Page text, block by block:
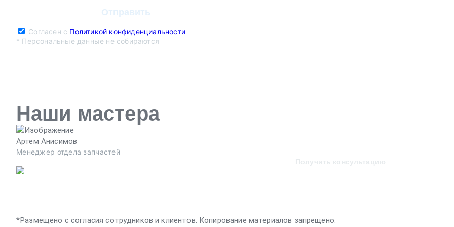
Согласен с Политикой конфиденциальности
* Персональные данные не собираются
Наши мастера
Артем Анисимов
Менеджер отдела запчастей
Получить консультацию
*Размещено с согласия сотрудников и клиентов. Копирование материалов запрещено.